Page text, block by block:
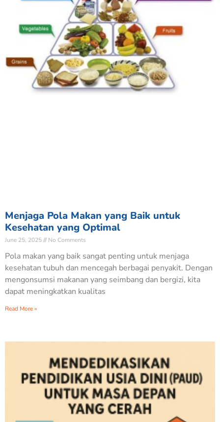
Menjaga Pola Makan yang Baik untuk
Kesehatan yang Optimal
June 25, 2025 No Comments
Pola makan yang baik sangat penting untuk menjaga
kesehatan tubuh dan mencegah berbagai penyakit. Dengan
mengonsumsi makanan yang seimbang dan bergizi, kita
dapat meningkatkan kualitas
Read More »